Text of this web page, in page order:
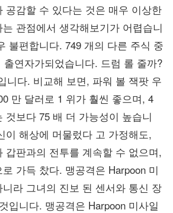
공감할 수 있다는 것은 매우 이상한
관점에서 생각해보기가 어렵습니
불편합니다. 749 개의 다른 주식 중
연자가되었습니다. 드럼 롤 줄까?
니다. 비교해 보면, 파워 볼 잭팟 우
만 달러로 1 위가 훨씬 좋으며, 4
것보다 75 배 더 가능성이 높습니
이 해상에 머물렀다 고 가정해도,
갑판과의 전투를 계속할 수 없으며,
가득 찼다. 맹공격은 Harpoon 미
라 그녀의 진보 된 센서와 통신 장
입니다. 맹공격은 Harpoon 미사일